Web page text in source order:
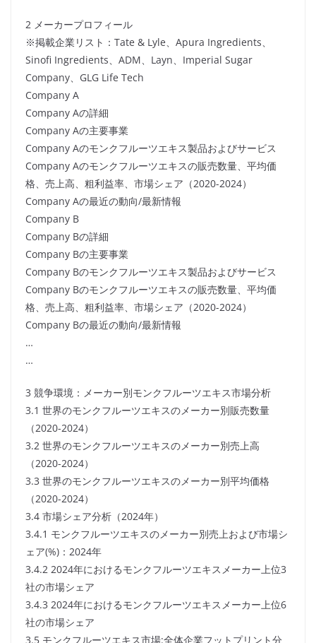
2 メーカープロフィール
※掲載企業リスト：Tate & Lyle、Apura Ingredients、
Sinofi Ingredients、ADM、Layn、Imperial Sugar
Company、GLG Life Tech
Company A
Company Aの詳細
Company Aの主要事業
Company Aのモンクフルーツエキス製品およびサービス
Company Aのモンクフルーツエキスの販売数量、平均価
格、売上高、粗利益率、市場シェア（2020-2024）
Company Aの最近の動向/最新情報
Company B
Company Bの詳細
Company Bの主要事業
Company Bのモンクフルーツエキス製品およびサービス
Company Bのモンクフルーツエキスの販売数量、平均価
格、売上高、粗利益率、市場シェア（2020-2024）
Company Bの最近の動向/最新情報
…
…
3 競争環境：メーカー別モンクフルーツエキス市場分析
3.1 世界のモンクフルーツエキスのメーカー別販売数量
（2020-2024）
3.2 世界のモンクフルーツエキスのメーカー別売上高
（2020-2024）
3.3 世界のモンクフルーツエキスのメーカー別平均価格
（2020-2024）
3.4 市場シェア分析（2024年）
3.4.1 モンクフルーツエキスのメーカー別売上および市場シ
ェア(%)：2024年
3.4.2 2024年におけるモンクフルーツエキスメーカー上位3
社の市場シェア
3.4.3 2024年におけるモンクフルーツエキスメーカー上位6
社の市場シェア
3.5 モンクフルーツエキス市場:全体企業フットプリント分